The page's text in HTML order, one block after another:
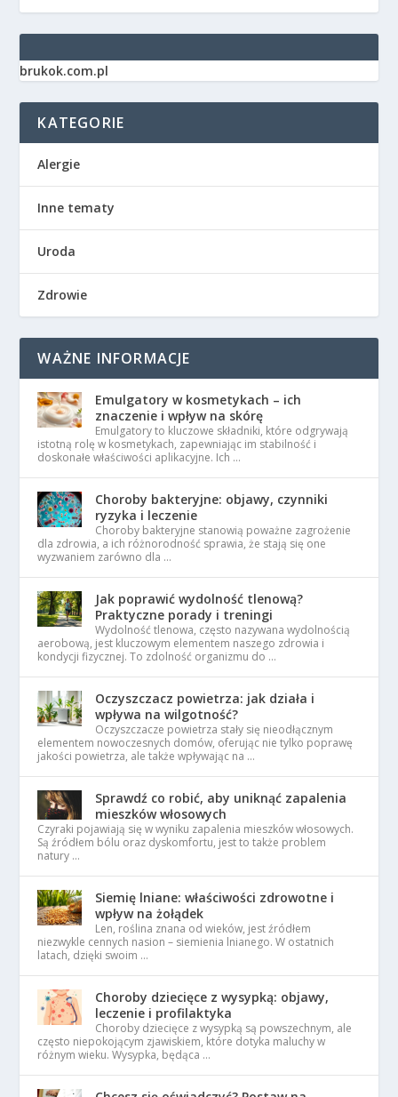
brukok.com.pl
KATEGORIE
Alergie
Inne tematy
Uroda
Zdrowie
WAŻNE INFORMACJE
Emulgatory w kosmetykach – ich
znaczenie i wpływ na skórę
Emulgatory to kluczowe składniki, które odgrywają
istotną rolę w kosmetykach, zapewniając im stabilność i
doskonałe właściwości aplikacyjne. Ich …
Choroby bakteryjne: objawy, czynniki
ryzyka i leczenie
Choroby bakteryjne stanowią poważne zagrożenie
dla zdrowia, a ich różnorodność sprawia, że stają się one
wyzwaniem zarówno dla …
Jak poprawić wydolność tlenową?
Praktyczne porady i treningi
Wydolność tlenowa, często nazywana wydolnością
aerobową, jest kluczowym elementem naszego zdrowia i
kondycji fizycznej. To zdolność organizmu do …
Oczyszczacz powietrza: jak działa i
wpływa na wilgotność?
Oczyszczacze powietrza stały się nieodłącznym
elementem nowoczesnych domów, oferując nie tylko poprawę
jakości powietrza, ale także wpływając na …
Sprawdź co robić, aby uniknąć zapalenia
mieszków włosowych
Czyraki pojawiają się w wyniku zapalenia mieszków włosowych.
Są źródłem bólu oraz dyskomfortu, jest to także problem
natury …
Siemię lniane: właściwości zdrowotne i
wpływ na żołądek
Len, roślina znana od wieków, jest źródłem
niezwykle cennych nasion – siemienia lnianego. W ostatnich
latach, dzięki swoim …
Choroby dziecięce z wysypką: objawy,
leczenie i profilaktyka
Choroby dziecięce z wysypką są powszechnym, ale
często niepokojącym zjawiskiem, które dotyka maluchy w
różnym wieku. Wysypka, będąca …